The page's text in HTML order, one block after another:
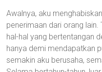
Awalnya, aku
penerimaan dari orang lain.
hal-hal yang bertentangan
hanya demi mendapatkan
semakin aku berusaha,